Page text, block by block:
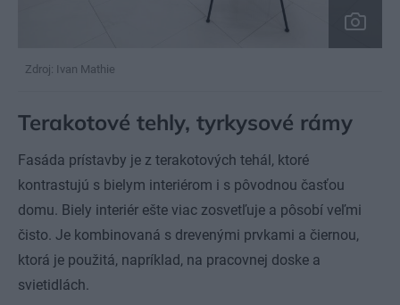
Zdroj: Ivan Mathie
Terakotové tehly, tyrkysové rámy
Fasáda prístavby je z terakotových tehál, ktoré
kontrastujú s bielym interiérom i s pôvodnou časťou
domu. Biely interiér ešte viac zosvetľuje a pôsobí veľmi
čisto. Je kombinovaná s drevenými prvkami a čiernou,
ktorá je použitá, napríklad, na pracovnej doske a
svietidlách.